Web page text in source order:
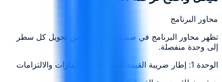
محاور البرنامج
تظهر محاور البرنامج في صندوق واحد بدلاً من تحويل كل سطر
إلى وحدة منفصلة.
الوحدة 1: إطار ضريبة القيمة المضافة في الإمارات والالتزامات